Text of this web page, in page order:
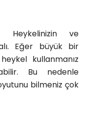
Heykelinizin ve
Eğer büyük bir
kullanmanız
Bu nedenle
bilmeniz çok